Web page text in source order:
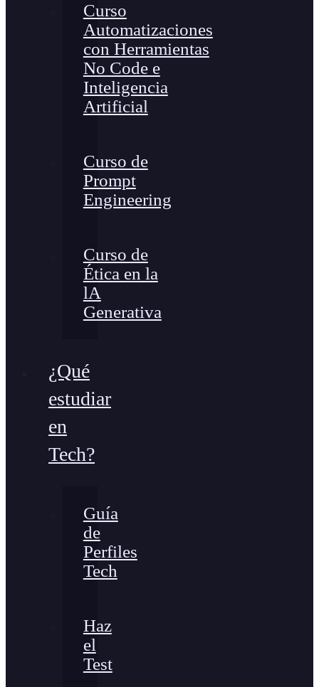
Curso
Automatizaciones
con Herramientas
No Code e
Inteligencia
Artificial
Curso de
Prompt
Engineering
Curso de
Ética en la
lA
Generativa
¿Qué
estudiar
en
Tech?
Guía
de
Perfiles
Tech
Haz
el
Test